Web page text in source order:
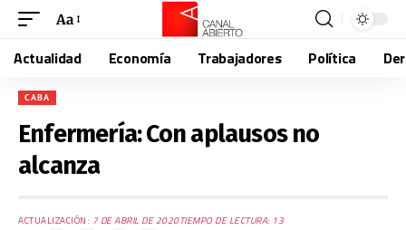
Aa
Actualidad Economía Trabajadores Política
CABA
Enfermería: Con aplausos no
alcanza
ACTUALIZACIÓN: 7 DE ABRIL DE 2020TIEMPO DE LECTURA: 13